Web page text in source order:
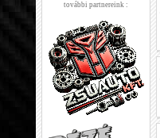
további partnereink :